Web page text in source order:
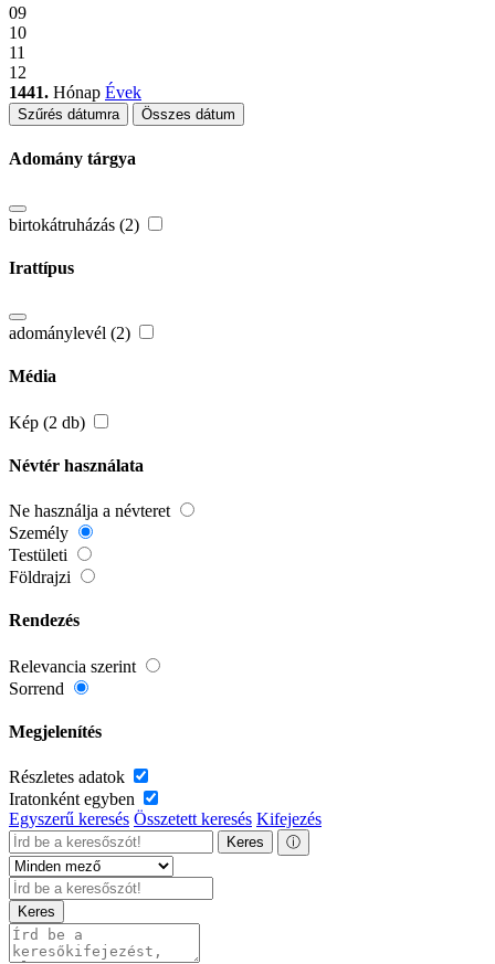
09
10
11
12
1441. Hónap Évek
Szűrés dátumra Összes dátum
Adomány tárgya
birtokátruházás (2)
Irattípus
adománylevél (2)
Média
Kép (2 db)
Névtér használata
Ne használja a névteret
Személy
Testületi
Földrajzi
Rendezés
Relevancia szerint
Sorrend
Megjelenítés
Részletes adatok
Iratonként egyben
Egyszerű keresés Összetett keresés Kifejezés
Keres ⓘ
Keres